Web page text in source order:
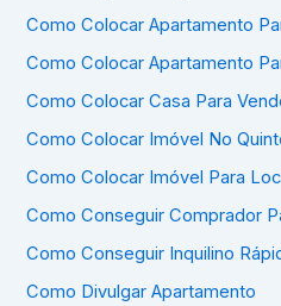
Como Colocar Apartamento
Como Colocar Apartamento
Como Colocar Casa Para
Como Colocar Imóvel No
Como Colocar Imóvel Para
Como Conseguir Comprador
Como Conseguir Inquilino
Como Divulgar Apartamento